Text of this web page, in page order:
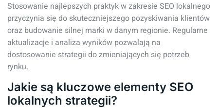
Stosowanie najlepszych praktyk w zakresie SEO lokalnego
przyczynia się do skuteczniejszego pozyskiwania klientów
oraz budowanie silnej marki w danym regionie. Regularne
aktualizacje i analiza wyników pozwalają na
dostosowanie strategii do zmieniających się potrzeb
rynku.
Jakie są kluczowe elementy SEO
lokalnych strategii?